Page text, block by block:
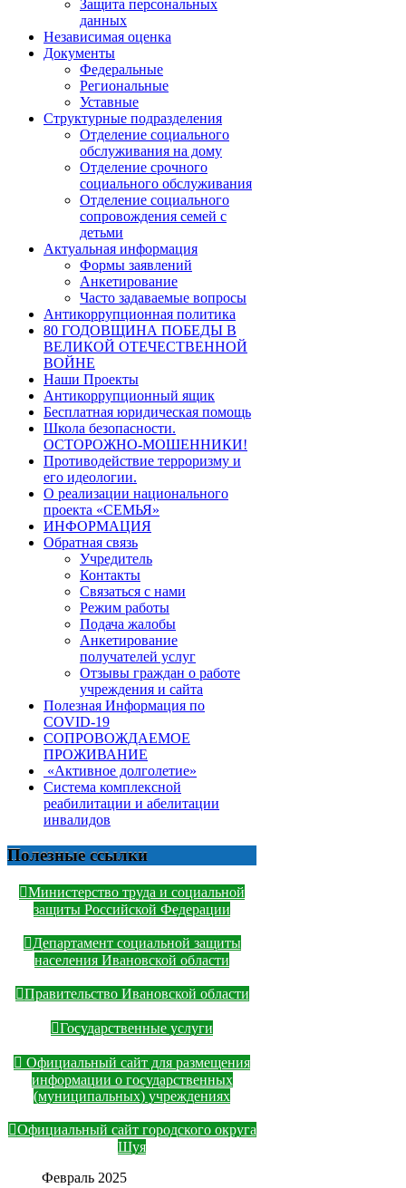
Защита персональных
данных
Независимая оценка
Документы
Федеральные
Региональные
Уставные
Структурные подразделения
Отделение социального
обслуживания на дому
Отделение срочного
социального обслуживания
Отделение социального
сопровождения семей с
детьми
Актуальная информация
Формы заявлений
Анкетирование
Часто задаваемые вопросы
Антикоррупционная политика
80 ГОДОВЩИНА ПОБЕДЫ В
ВЕЛИКОЙ ОТЕЧЕСТВЕННОЙ
ВОЙНЕ
Наши Проекты
Антикоррупционный ящик
Бесплатная юридическая помощь
Школа безопасности.
ОСТОРОЖНО-МОШЕННИКИ!
Противодействие терроризму и
его идеологии.
О реализации национального
проекта «СЕМЬЯ»
ИНФОРМАЦИЯ
Обратная связь
Учредитель
Контакты
Связаться с нами
Режим работы
Подача жалобы
Анкетирование
получателей услуг
Отзывы граждан о работе
учреждения и сайта
Полезная Информация по
COVID-19
СОПРОВОЖДАЕМОЕ
ПРОЖИВАНИЕ
«Активное долголетие»
Система комплексной
реабилитации и абелитации
инвалидов
Полезные ссылки
Министерство труда и социальной
защиты Российской Федерации
Департамент социальной защиты
населения Ивановской области
Правительство Ивановской области
Государственные услуги
Официальный сайт для размещения
информации о государственных
(муниципальных) учреждениях
Официальный сайт городского округа
Шуя
Февраль 2025